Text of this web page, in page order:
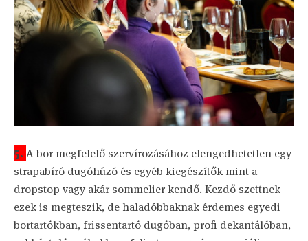
5. A bor megfelelő szervírozásához elengedhetetlen egy
strapabíró dugóhúzó és egyéb kiegészítők mint a
dropstop vagy akár sommelier kendő. Kezdő szettnek
ezek is megteszik, de haladóbbaknak érdemes egyedi
bortartókban, frissentartó dugóban, profi dekantálóban,